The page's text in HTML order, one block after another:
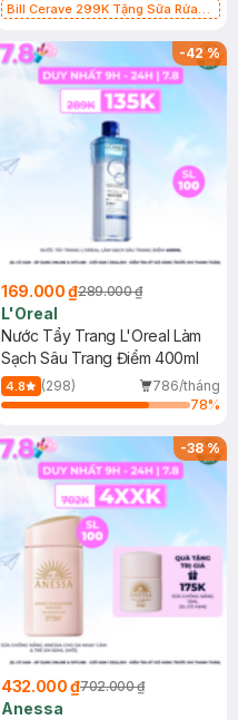
Bill Cerave 299K Tặng Sữa Rửa
-42%
169.000 ₫289.000 ₫
L'Oreal
Nước Tẩy Trang L'Oreal Làm
Sạch Sâu Trang Điểm 400ml
4.8 (298)
786/tháng
78%
-38%
432.000 ₫702.000 ₫
Anessa